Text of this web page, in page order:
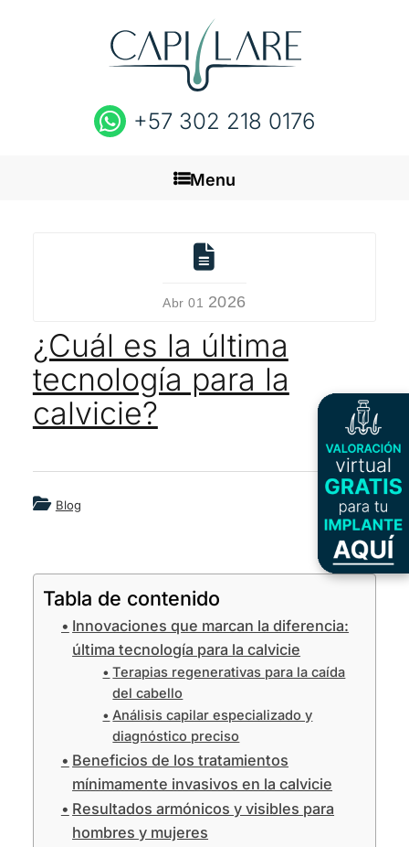
+57 302 218 0176
Menu
Inicio
Capillare
Preguntas frecuentes
Implante capilar
Implante de barba
Implante de cejas
Servicios
Plasma para el cabello
Mesoterapia capilar
Abr 01 2026
¿Cuál es la última
tecnología para la
calvicie​?
Blog
Tabla de contenido
Innovaciones que marcan la diferencia:
última tecnología para la calvicie
Terapias regenerativas para la caída
del cabello
Análisis capilar especializado y
diagnóstico preciso
Beneficios de los tratamientos
mínimamente invasivos en la calvicie
Resultados armónicos y visibles para
hombres y mujeres